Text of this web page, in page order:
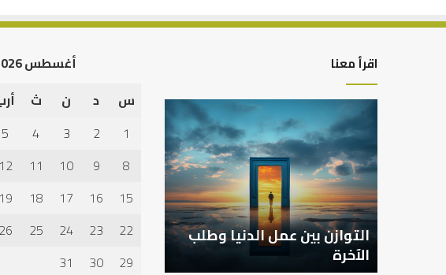
اقرأ معنا
التوازن
عمل
الدنيا
وطلب
الآخرة
التوازن بين عمل الدنيا وطلب
الآخرة
أغسطس 2026
س
د ن ث
1
2
3
4
5
8
9
10
11
12
15
16
17
18
19
22
23
24
25
26
29
30
31